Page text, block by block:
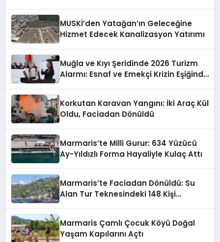
MUSKİ’den Yatağan’ın Geleceğine
Hizmet Edecek Kanalizasyon Yatırımı
Muğla ve Kıyı Şeridinde 2026 Turizm
Alarmı: Esnaf ve Emekçi Krizin Eşiğinde
Korkutan Karavan Yangını: İki Araç Kül
Oldu, Faciadan Dönüldü
Marmaris’te Milli Gurur: 634 Yüzücü
Ay-Yıldızlı Forma Hayaliyle Kulaç Attı
Marmaris’te Faciadan Dönüldü: Su
Alan Tur Teknesindeki 148 Kişi
Marmaris Çamlı Çocuk Köyü Doğal
Yaşam Kapılarını Açtı